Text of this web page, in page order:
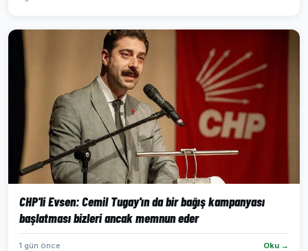
CHP'li Evsen: Cemil Tugay'ın da bir bağış kampanyası
başlatması bizleri ancak memnun eder
1 gün önce Oku →